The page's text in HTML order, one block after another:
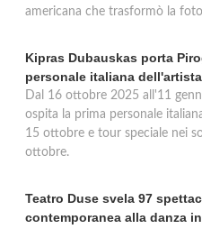
americana che trasformò la
Kipras Dubauskas porta
personale italiana
Dal 16 ottobre 2025 all'11
ospita la prima personale
15 ottobre e tour speciale nei
ottobre.
Teatro Duse svela 97
contemporanea alla danza